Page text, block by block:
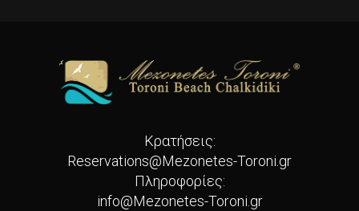
Κρατήσεις:
Reservations@Mezonetes-Toroni.gr
Πληροφορίες:
info@Mezonetes-Toroni.gr